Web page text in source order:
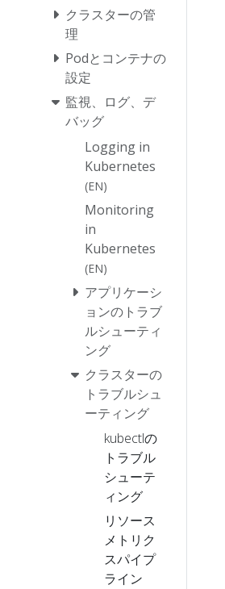
クラスターの管
理
Podとコンテナの
設定
監視、ログ、デ
バッグ
Logging in
Kubernetes
(EN)
Monitoring
in
Kubernetes
(EN)
アプリケーシ
ョンのトラブ
ルシューティ
ング
クラスターの
トラブルシュ
ーティング
kubectlの
トラブル
シューテ
ィング
リソース
メトリク
スパイプ
ライン